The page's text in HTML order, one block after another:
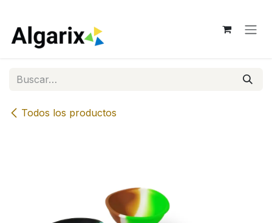
Todos los productos